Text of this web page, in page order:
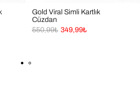
Gold Viral Simli Kartlık
Cüzdan
349,99₺
550,99₺